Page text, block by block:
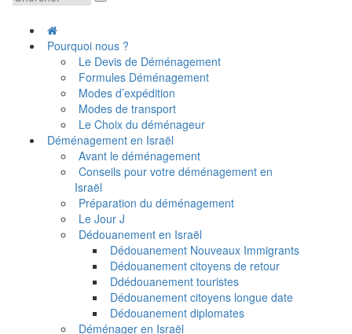
Pourquoi nous ?
Le Devis de Déménagement
Formules Déménagement
Modes d’expédition
Modes de transport
Le Choix du déménageur
Déménagement en Israël
Avant le déménagement
Conseils pour votre déménagement en
Israël
Préparation du déménagement
Le Jour J
Dédouanement en Israël
Dédouanement Nouveaux Immigrants
Dédouanement citoyens de retour
Ddédouanement touristes
Dédouanement citoyens longue date
Dédouanement diplomates
Déménager en Israël